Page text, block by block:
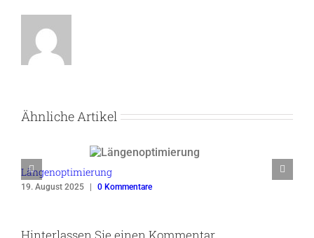
Ähnliche Artikel
Längenoptimierung
19. August 2025 0 Kommentare